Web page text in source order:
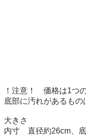
！注意！　価格は1つ
底部に汚れがあるもの
大きさ
内寸　直径約26cm、